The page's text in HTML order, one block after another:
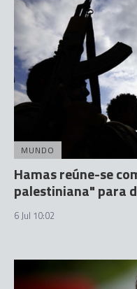
MUNDO
Hamas reúne-se
palestiniana" para
6 Jul 10:02